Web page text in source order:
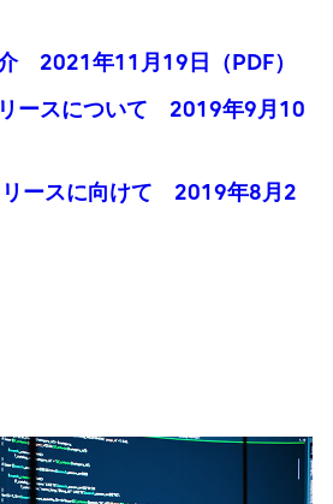
2021年11月19日（PDF）
ースについて 2019年9月10
リースに向けて 2019年8月2